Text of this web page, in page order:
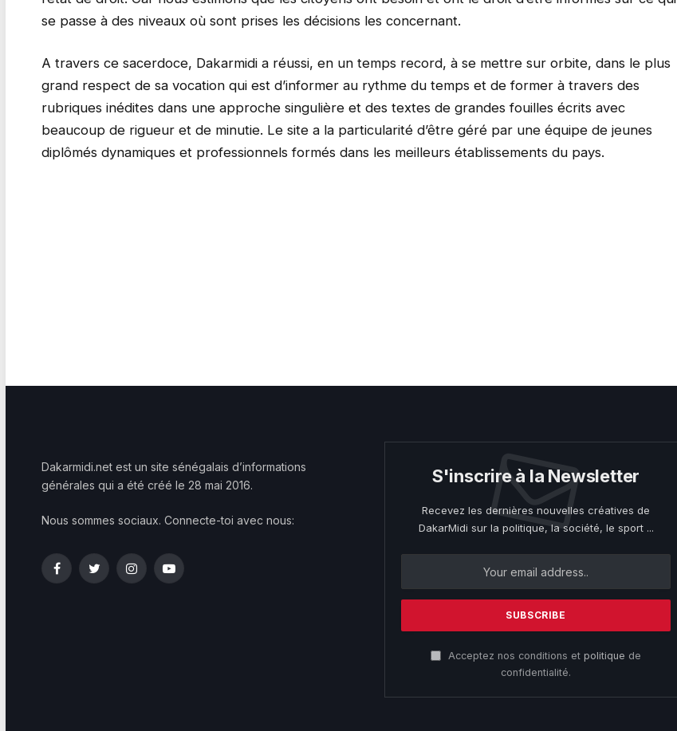
se passe à des niveaux où sont prises les décisions les concernant.
A travers ce sacerdoce, Dakarmidi a réussi, en un temps record, à se mettre sur orbite, dans le plus
grand respect de sa vocation qui est d’informer au rythme du temps et de former à travers des
rubriques inédites dans une approche singulière et des textes de grandes fouilles écrits avec
beaucoup de rigueur et de minutie. Le site a la particularité d’être géré par une équipe de jeunes
diplômés dynamiques et professionnels formés dans les meilleurs établissements du pays.
Dakarmidi.net est un site sénégalais d’informations
générales qui a été créé le 28 mai 2016.
Nous sommes sociaux. Connecte-toi avec nous:
FacebookTwitterInstagramYouTube
S'inscrire à la Newsletter
Recevez les dernières nouvelles créatives de
DakarMidi sur la politique, la société, le sport ...
Acceptez nos conditions et politique de
confidentialité.